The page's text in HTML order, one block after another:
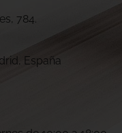
784.
España